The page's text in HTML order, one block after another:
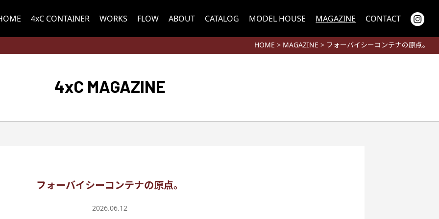
4xC CONTAINER WORKS FLOW ABOUT CATALOG MODEL HOUSE MAGAZINE CONTACT
HOME > MAGAZINE > フォーバイシーコンテナの原点。
4xC MAGAZINE
フォーバイシーコンテナの原点。
2026.06.12